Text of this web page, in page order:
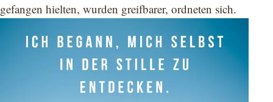
gefangen hielten, wurden greifbarer, ordneten sich.